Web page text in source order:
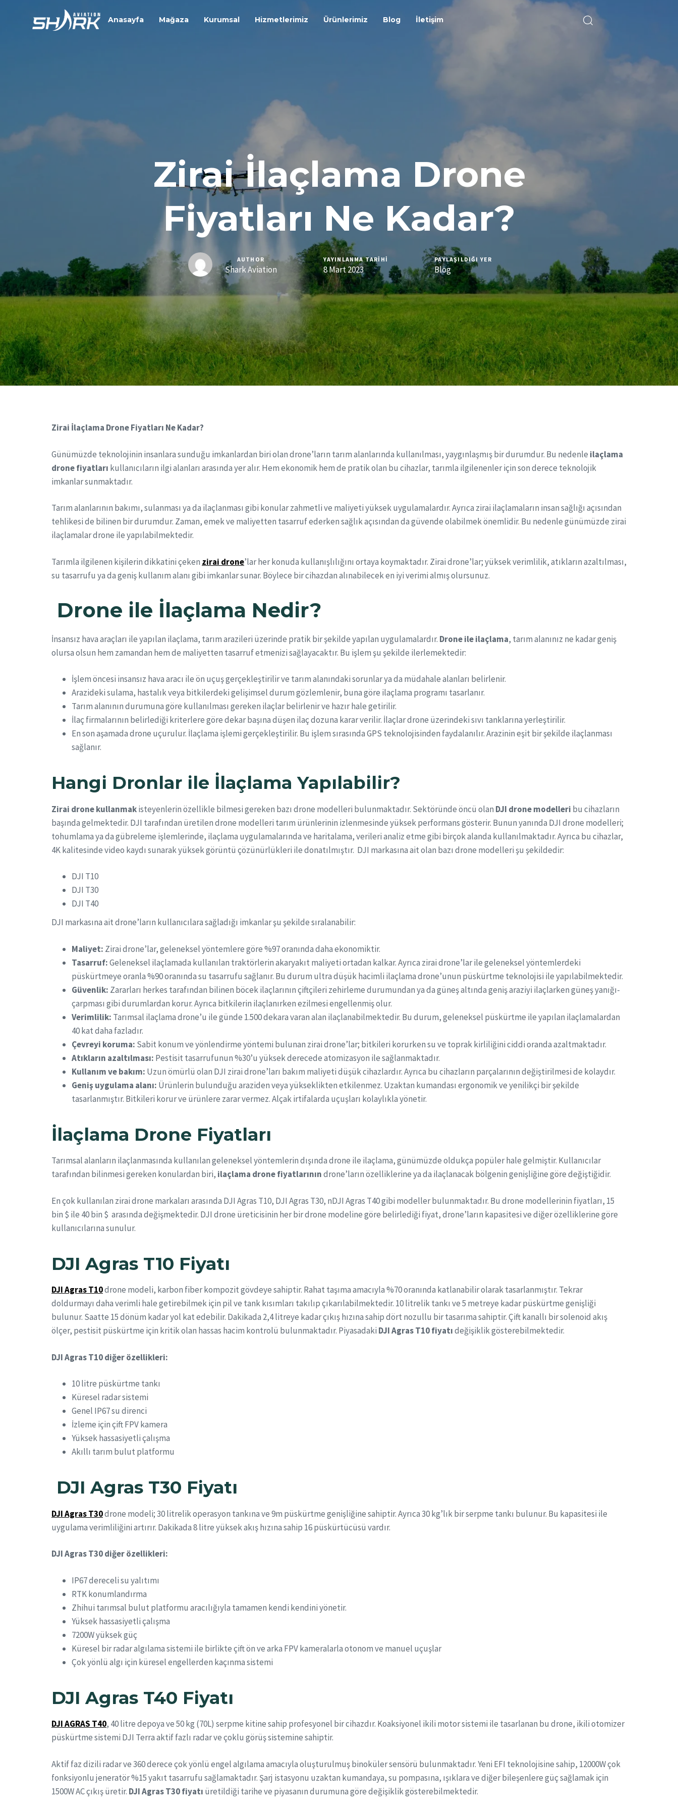
Anasayfa Mağaza Kurumsal Hizmetlerimiz Ürünlerimiz Blog İletişim
Zirai İlaçlama Drone
Fiyatları Ne Kadar?
AUTHOR
Shark Aviation
YAYINLANMA TARIHI
8 Mart 2023
PAYLAŞILDIĞI YER
Blog
Zirai İlaçlama Drone Fiyatları Ne Kadar?
Günümüzde teknolojinin insanlara sunduğu imkanlardan biri olan drone’ların tarım alanlarında kullanılması, yaygınlaşmış bir durumdur. Bu nedenle ilaçlama
drone fiyatları kullanıcıların ilgi alanları arasında yer alır. Hem ekonomik hem de pratik olan bu cihazlar, tarımla ilgilenenler için son derece teknolojik
imkanlar sunmaktadır.
Tarım alanlarının bakımı, sulanması ya da ilaçlanması gibi konular zahmetli ve maliyeti yüksek uygulamalardır. Ayrıca zirai ilaçlamaların insan sağlığı açısından
tehlikesi de bilinen bir durumdur. Zaman, emek ve maliyetten tasarruf ederken sağlık açısından da güvende olabilmek önemlidir. Bu nedenle günümüzde zirai
ilaçlamalar drone ile yapılabilmektedir.
Tarımla ilgilenen kişilerin dikkatini çeken zirai drone’lar her konuda kullanışlılığını ortaya koymaktadır. Zirai drone’lar; yüksek verimlilik, atıkların azaltılması,
su tasarrufu ya da geniş kullanım alanı gibi imkanlar sunar. Böylece bir cihazdan alınabilecek en iyi verimi almış olursunuz.
Drone ile İlaçlama Nedir?
İnsansız hava araçları ile yapılan ilaçlama, tarım arazileri üzerinde pratik bir şekilde yapılan uygulamalardır. Drone ile ilaçlama, tarım alanınız ne kadar geniş
olursa olsun hem zamandan hem de maliyetten tasarruf etmenizi sağlayacaktır. Bu işlem şu şekilde ilerlemektedir:
İşlem öncesi insansız hava aracı ile ön uçuş gerçekleştirilir ve tarım alanındaki sorunlar ya da müdahale alanları belirlenir.
Arazideki sulama, hastalık veya bitkilerdeki gelişimsel durum gözlemlenir, buna göre ilaçlama programı tasarlanır.
Tarım alanının durumuna göre kullanılması gereken ilaçlar belirlenir ve hazır hale getirilir.
İlaç firmalarının belirlediği kriterlere göre dekar başına düşen ilaç dozuna karar verilir. İlaçlar drone üzerindeki sıvı tanklarına yerleştirilir.
En son aşamada drone uçurulur. İlaçlama işlemi gerçekleştirilir. Bu işlem sırasında GPS teknolojisinden faydalanılır. Arazinin eşit bir şekilde ilaçlanması
sağlanır.
Hangi Dronlar ile İlaçlama Yapılabilir?
Zirai drone kullanmakisteyenlerin özellikle bilmesi gereken bazı drone modelleri bulunmaktadır. Sektöründe öncü olan DJI drone modelleri bu cihazların
başında gelmektedir. DJI tarafından üretilen drone modelleri tarım ürünlerinin izlenmesinde yüksek performans gösterir. Bunun yanında DJI drone modelleri;
tohumlama ya da gübreleme işlemlerinde, ilaçlama uygulamalarında ve haritalama, verileri analiz etme gibi birçok alanda kullanılmaktadır. Ayrıca bu cihazlar,
4K kalitesinde video kaydı sunarak yüksek görüntü çözünürlükleri ile donatılmıştır. DJI markasına ait olan bazı drone modelleri şu şekildedir:
DJI T10
DJI T30
DJI T40
DJI markasına ait drone’ların kullanıcılara sağladığı imkanlar şu şekilde sıralanabilir:
Maliyet: Zirai drone’lar, geleneksel yöntemlere göre %97 oranında daha ekonomiktir.
Tasarruf:Geleneksel ilaçlamada kullanılan traktörlerin akaryakıt maliyeti ortadan kalkar. Ayrıca zirai drone’lar ile geleneksel yöntemlerdeki
püskürtmeye oranla %90 oranında su tasarrufu sağlanır. Bu durum ultra düşük hacimli ilaçlama drone’unun püskürtme teknolojisi ile yapılabilmektedir.
Güvenlik: Zararları herkes tarafından bilinen böcek ilaçlarının çiftçileri zehirleme durumundan ya da güneş altında geniş araziyi ilaçlarken güneş yanığı-
çarpması gibi durumlardan korur. Ayrıca bitkilerin ilaçlanırken ezilmesi engellenmiş olur.
Verimlilik: Tarımsal ilaçlama drone’u ile günde 1.500 dekara varan alan ilaçlanabilmektedir. Bu durum, geleneksel püskürtme ile yapılan ilaçlamalardan
40 kat daha fazladır.
Çevreyi koruma: Sabit konum ve yönlendirme yöntemi bulunan zirai drone’lar; bitkileri korurken su ve toprak kirliliğini ciddi oranda azaltmaktadır.
Atıkların azaltılması: Pestisit tasarrufunun %30’u yüksek derecede atomizasyon ile sağlanmaktadır.
Kullanım ve bakım: Uzun ömürlü olan DJI zirai drone’ları bakım maliyeti düşük cihazlardır. Ayrıca bu cihazların parçalarının değiştirilmesi de kolaydır.
Geniş uygulama alanı: Ürünlerin bulunduğu araziden veya yükseklikten etkilenmez. Uzaktan kumandası ergonomik ve yenilikçi bir şekilde
tasarlanmıştır. Bitkileri korur ve ürünlere zarar vermez. Alçak irtifalarda uçuşları kolaylıkla yönetir.
İlaçlama Drone Fiyatları
Tarımsal alanların ilaçlanmasında kullanılan geleneksel yöntemlerin dışında drone ile ilaçlama, günümüzde oldukça popüler hale gelmiştir. Kullanıcılar
tarafından bilinmesi gereken konulardan biri, ilaçlama drone fiyatlarınındrone’ların özelliklerine ya da ilaçlanacak bölgenin genişliğine göre değiştiğidir.
En çok kullanılan zirai drone markaları arasında DJI Agras T10, DJI Agras T30, nDJI Agras T40 gibi modeller bulunmaktadır. Bu drone modellerinin fiyatları, 15
bin $ ile 40 bin $ arasında değişmektedir. DJI drone üreticisinin her bir drone modeline göre belirlediği fiyat, drone’ların kapasitesi ve diğer özelliklerine göre
kullanıcılarına sunulur.
DJI Agras T10 Fiyatı
DJI Agras T10drone modeli, karbon fiber kompozit gövdeye sahiptir. Rahat taşıma amacıyla %70 oranında katlanabilir olarak tasarlanmıştır. Tekrar
doldurmayı daha verimli hale getirebilmek için pil ve tank kısımları takılıp çıkarılabilmektedir. 10 litrelik tankı ve 5 metreye kadar püskürtme genişliği
bulunur. Saatte 15 dönüm kadar yol kat edebilir. Dakikada 2,4 litreye kadar çıkış hızına sahip dört nozullu bir tasarıma sahiptir. Çift kanallı bir solenoid akış
ölçer, pestisit püskürtme için kritik olan hassas hacim kontrolü bulunmaktadır. Piyasadaki DJI Agras T10 fiyatıdeğişiklik gösterebilmektedir.
DJI Agras T10 diğer özellikleri:
10 litre püskürtme tankı
Küresel radar sistemi
Genel IP67 su direnci
İzleme için çift FPV kamera
Yüksek hassasiyetli çalışma
Akıllı tarım bulut platformu
DJI Agras T30 Fiyatı
DJI Agras T30drone modeli; 30 litrelik operasyon tankına ve 9m püskürtme genişliğine sahiptir. Ayrıca 30 kg’lık bir serpme tankı bulunur. Bu kapasitesi ile
uygulama verimliliğini artırır. Dakikada 8 litre yüksek akış hızına sahip 16 püskürtücüsü vardır.
DJI Agras T30 diğer özellikleri:
IP67 dereceli su yalıtımı
RTK konumlandırma
Zhihui tarımsal bulut platformu aracılığıyla tamamen kendi kendini yönetir.
Yüksek hassasiyetli çalışma
7200W yüksek güç
Küresel bir radar algılama sistemi ile birlikte çift ön ve arka FPV kameralarla otonom ve manuel uçuşlar
Çok yönlü algı için küresel engellerden kaçınma sistemi
DJI Agras T40 Fiyatı
DJI AGRAS T40, 40 litre depoya ve 50 kg (70L) serpme kitine sahip profesyonel bir cihazdır. Koaksiyonel ikili motor sistemi ile tasarlanan bu drone, ikili otomizer
püskürtme sistemi DJI Terra aktif fazlı radar ve çoklu görüş sistemine sahiptir.
Aktif faz dizili radar ve 360 derece çok yönlü engel algılama amacıyla oluşturulmuş binoküler sensörü bulunmaktadır. Yeni EFI teknolojisine sahip, 12000W çok
fonksiyonlu jeneratör %15 yakıt tasarrufu sağlamaktadır. Şarj istasyonu uzaktan kumandaya, su pompasına, ışıklara ve diğer bileşenlere güç sağlamak için
1500W AC çıkış üretir. DJI Agras T30 fiyatı üretildiği tarihe ve piyasanın durumuna göre değişiklik gösterebilmektedir.